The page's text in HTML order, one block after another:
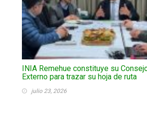
INIA Remehue constituye su
Externo para trazar su hoja de ruta
julio 23, 2026